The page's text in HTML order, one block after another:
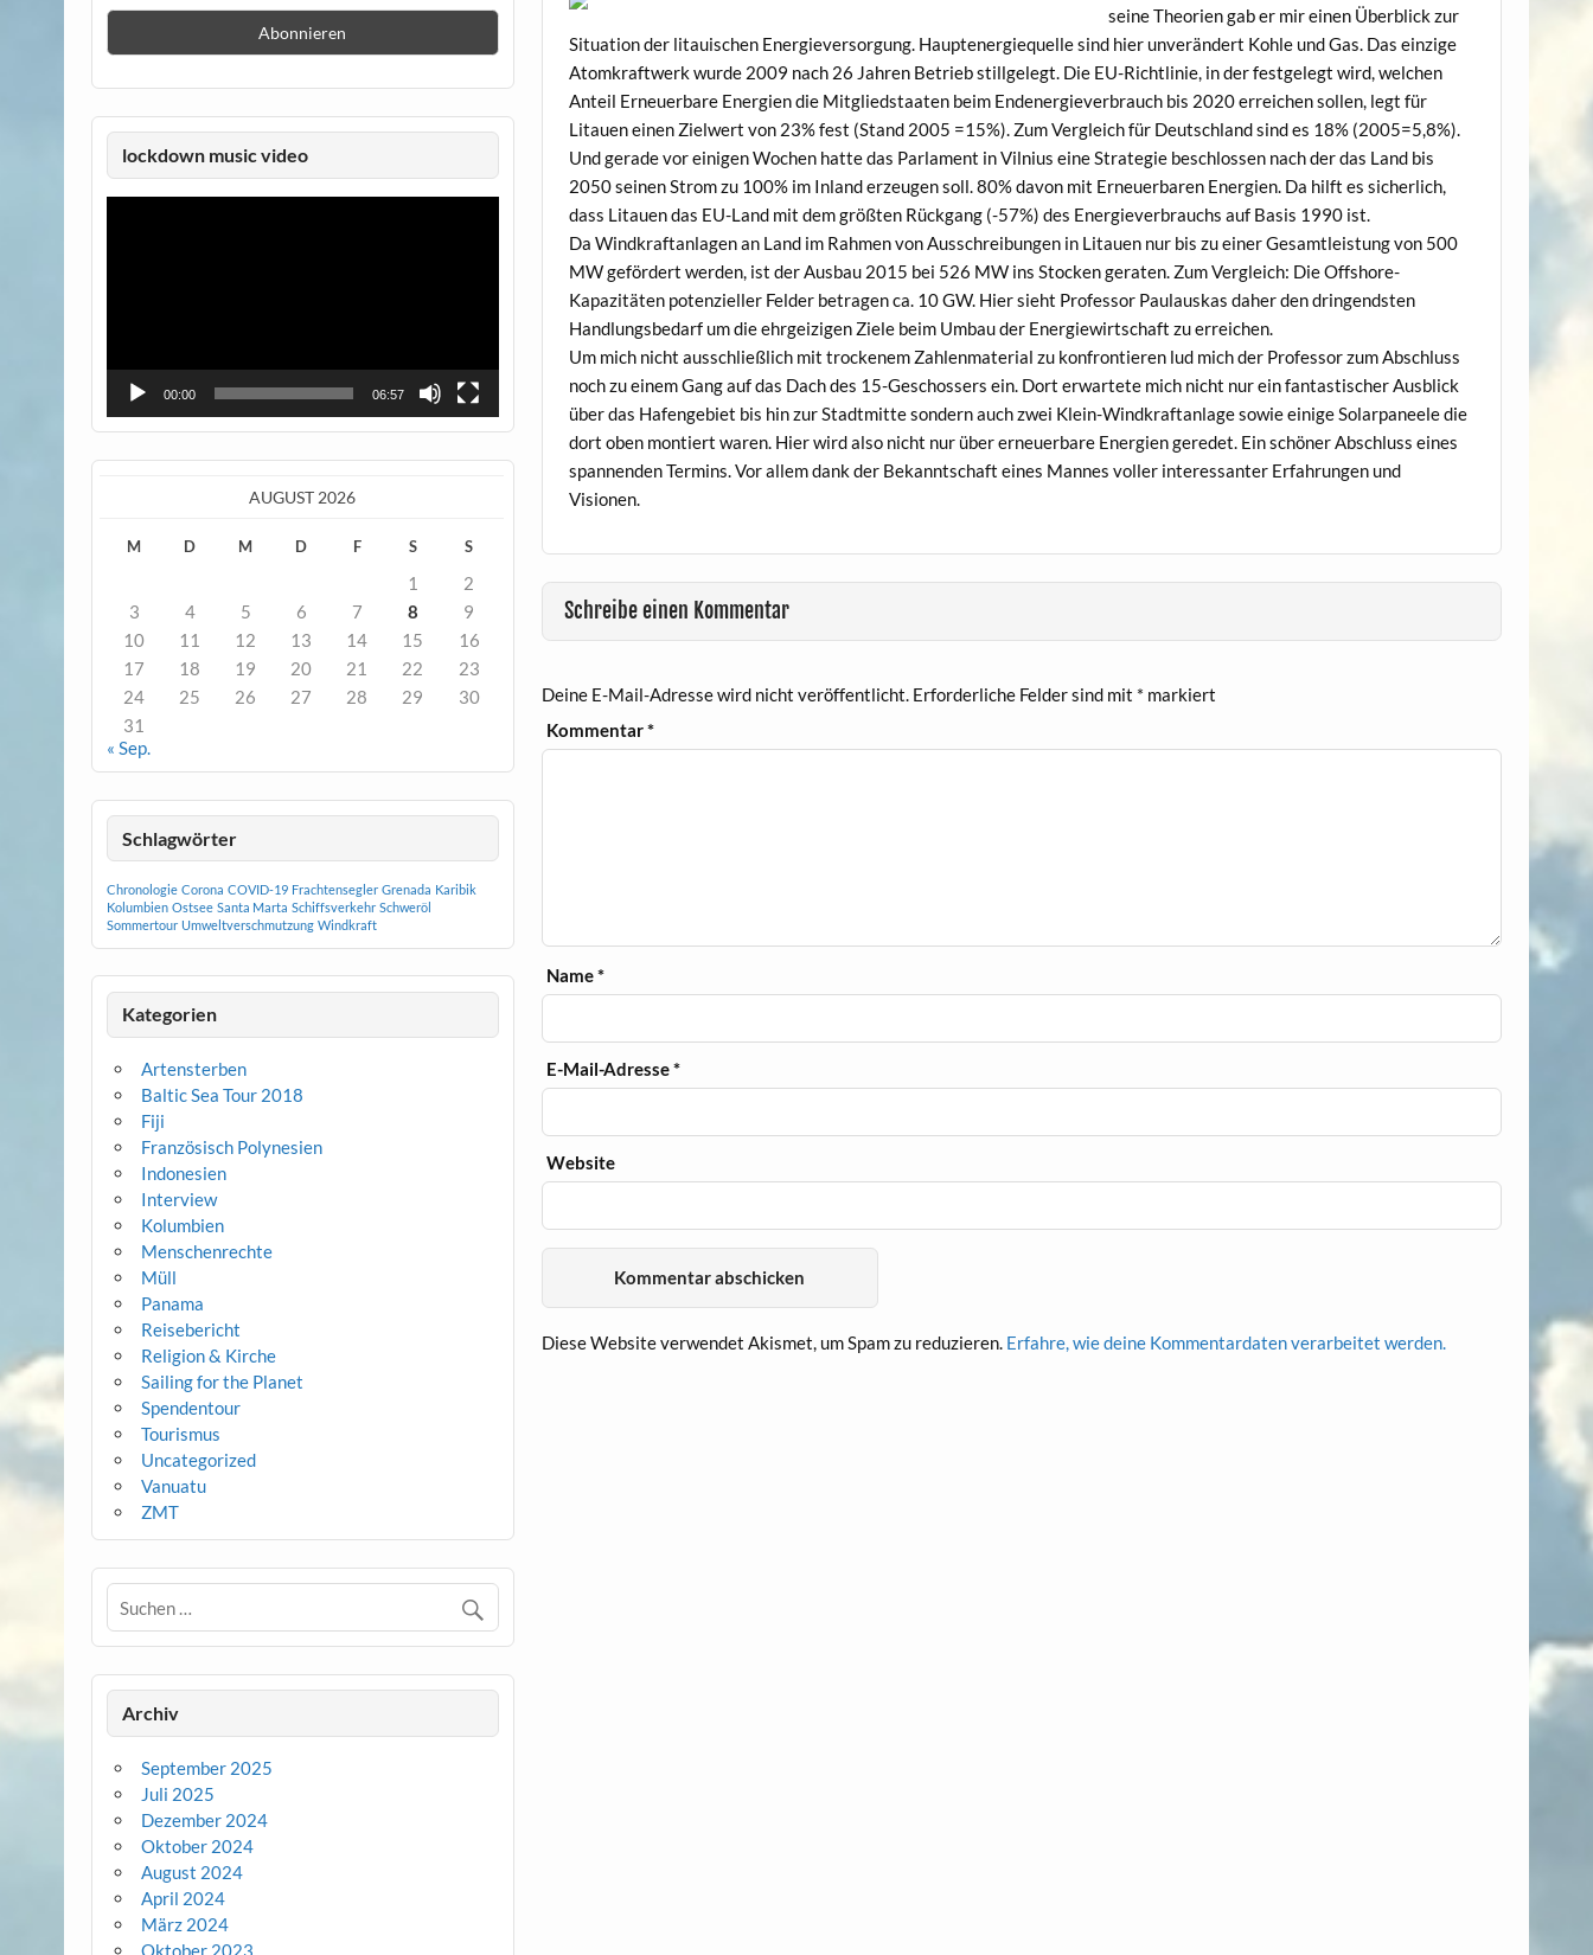
seine Theorien gab er mir einen Überblick zur
Situation der litauischen Energieversorgung. Hauptenergiequelle sind hier unverändert Kohle und Gas. Das einzige
Atomkraftwerk wurde 2009 nach 26 Jahren Betrieb stillgelegt. Die EU-Richtlinie, in der festgelegt wird, welchen
Anteil Erneuerbare Energien die Mitgliedstaaten beim Endenergieverbrauch bis 2020 erreichen sollen, legt für
Litauen einen Zielwert von 23% fest (Stand 2005 =15%). Zum Vergleich für Deutschland sind es 18% (2005=5,8%).
Und gerade vor einigen Wochen hatte das Parlament in Vilnius eine Strategie beschlossen nach der das Land bis
2050 seinen Strom zu 100% im Inland erzeugen soll. 80% davon mit Erneuerbaren Energien. Da hilft es sicherlich,
dass Litauen das EU-Land mit dem größten Rückgang (-57%) des Energieverbrauchs auf Basis 1990 ist.
Da Windkraftanlagen an Land im Rahmen von Ausschreibungen in Litauen nur bis zu einer Gesamtleistung von 500
MW gefördert werden, ist der Ausbau 2015 bei 526 MW ins Stocken geraten. Zum Vergleich: Die Offshore-
Kapazitäten potenzieller Felder betragen ca. 10 GW. Hier sieht Professor Paulauskas daher den dringendsten
Handlungsbedarf um die ehrgeizigen Ziele beim Umbau der Energiewirtschaft zu erreichen.
Um mich nicht ausschließlich mit trockenem Zahlenmaterial zu konfrontieren lud mich der Professor zum Abschluss
noch zu einem Gang auf das Dach des 15-Geschossers ein. Dort erwartete mich nicht nur ein fantastischer Ausblick
über das Hafengebiet bis hin zur Stadtmitte sondern auch zwei Klein-Windkraftanlage sowie einige Solarpaneele die
dort oben montiert waren. Hier wird also nicht nur über erneuerbare Energien geredet. Ein schöner Abschluss eines
spannenden Termins. Vor allem dank der Bekanntschaft eines Mannes voller interessanter Erfahrungen und
Visionen.
Schreibe einen Kommentar
Deine E-Mail-Adresse wird nicht veröffentlicht. Erforderliche Felder sind mit * markiert
Kommentar*
Name*
E-Mail-Adresse*
Website
Diese Website verwendet Akismet, um Spam zu reduzieren. Erfahre, wie deine Kommentardaten verarbeitet werden.
lockdown music video
Video-
00:00 06:57
AUGUST 2026
M D M D F S S
1
2
3
4 5 6 7 8
9
10
11 12 13 14 15
16
17
18 19 20 21 22
23
24
25 26 27 28 29
30
31
« Sep.
Schlagwörter
Chronologie Corona COVID-19 Frachtensegler Grenada Karibik
Kolumbien Ostsee Santa Marta Schiffsverkehr Schweröl
Sommertour Umweltverschmutzung Windkraft
Kategorien
Artensterben
Baltic Sea Tour 2018
Fiji
Französisch Polynesien
Indonesien
Interview
Kolumbien
Menschenrechte
Müll
Panama
Reisebericht
Religion & Kirche
Sailing for the Planet
Spendentour
Tourismus
Uncategorized
Vanuatu
ZMT
Archiv
September 2025
Juli 2025
Dezember 2024
Oktober 2024
August 2024
April 2024
März 2024
Oktober 2023